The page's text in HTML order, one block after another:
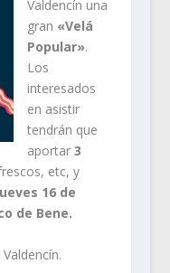
Valdencín una
gran «Velá
Popular».
Los
interesados
en asistir
tendrán que
aportar 3
etc, y
16 de
de Bene.